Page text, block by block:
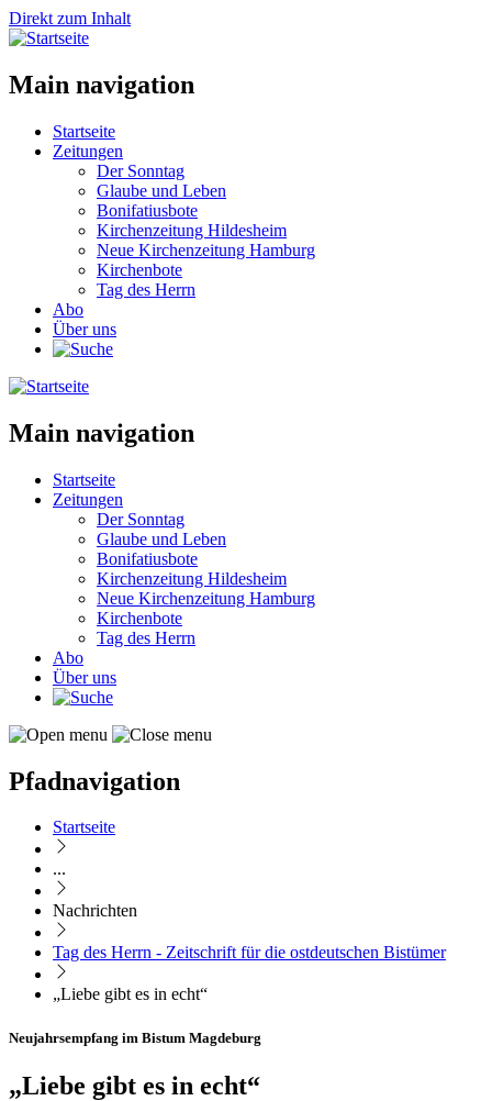
Direkt zum Inhalt
Main navigation
Startseite
Zeitungen
Der Sonntag
Glaube und Leben
Bonifatiusbote
Kirchenzeitung Hildesheim
Neue Kirchenzeitung Hamburg
Kirchenbote
Tag des Herrn
Abo
Über uns
Main navigation
Startseite
Zeitungen
Der Sonntag
Glaube und Leben
Bonifatiusbote
Kirchenzeitung Hildesheim
Neue Kirchenzeitung Hamburg
Kirchenbote
Tag des Herrn
Abo
Über uns
Pfadnavigation
Startseite
...
Nachrichten
Tag des Herrn - Zeitschrift für die ostdeutschen Bistümer
„Liebe gibt es in echt“
Neujahrsempfang im Bistum Magdeburg
„Liebe gibt es in echt“